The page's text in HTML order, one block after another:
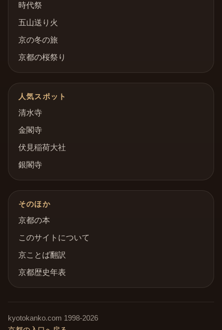
時代祭
五山送り火
京の冬の旅
京都の桜祭り
人気スポット
清水寺
金閣寺
伏見稲荷大社
銀閣寺
そのほか
京都の本
このサイトについて
京ことば翻訳
京都歴史年表
kyotokanko.com 1998-2026